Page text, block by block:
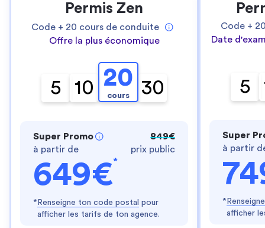
Permis Zen
Code + 20 cours de conduite
Offre la plus économique
5 10 20
cours 30
Super Promo
à partir de
649€*
849€
prix public
* Renseigne ton code postal pour
afficher les tarifs de ton agence.
Code +
Date
5
Super
à partir
*
afficher